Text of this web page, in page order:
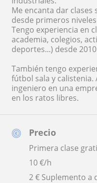
Precio
Primera clase
10€/h
2 € Suplemento a
Me encanta dar
desde primeros
Tengo experiencia en
academia, colegios,
deportes...) desde
También tengo
fútbol sala y
ingeniero en una
en los ratos libres.